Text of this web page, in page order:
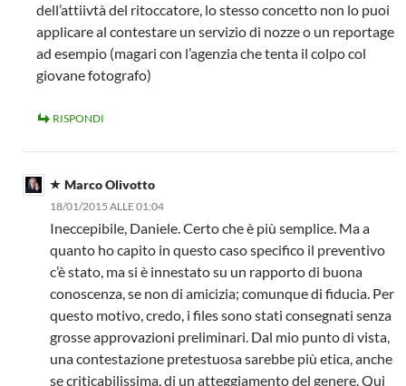
dell’attiivtà del ritoccatore, lo stesso concetto non lo puoi
applicare al contestare un servizio di nozze o un reportage
ad esempio (magari con l’agenzia che tenta il colpo col
giovane fotografo)
RISPONDI
Marco Olivotto
18/01/2015 ALLE 01:04
Ineccepibile, Daniele. Certo che è più semplice. Ma a
quanto ho capito in questo caso specifico il preventivo
c’è stato, ma si è innestato su un rapporto di buona
conoscenza, se non di amicizia; comunque di fiducia. Per
questo motivo, credo, i files sono stati consegnati senza
grosse approvazioni preliminari. Dal mio punto di vista,
una contestazione pretestuosa sarebbe più etica, anche
se criticabilissima, di un atteggiamento del genere. Qui